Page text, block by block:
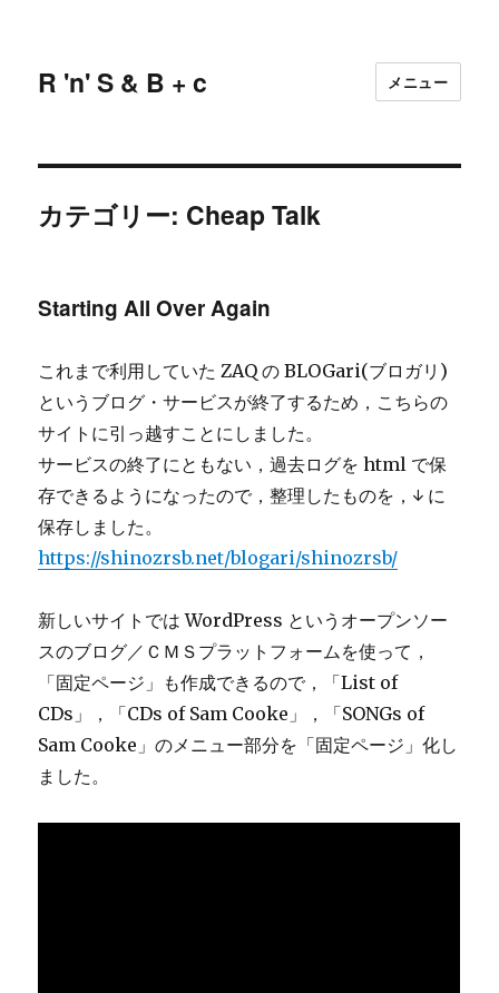
R 'n' S & B + c メニュー
カテゴリー: Cheap Talk
Starting All Over Again
これまで利用していた ZAQ の BLOGari(ブロガリ)
というブログ・サービスが終了するため，こちらの
サイトに引っ越すことにしました。
サービスの終了にともない，過去ログを html で保
存できるようになったので，整理したものを，↓ に
保存しました。
https://shinozrsb.net/blogari/shinozrsb/
新しいサイトでは WordPress というオープンソー
スのブログ／ＣＭＳプラットフォームを使って，
「固定ページ」も作成できるので，「List of
CDs」，「CDs of Sam Cooke」，「SONGs of
Sam Cooke」のメニュー部分を「固定ページ」化し
ました。